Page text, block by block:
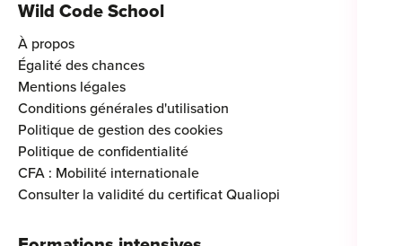
Wild Code School
À propos
Égalité des chances
Mentions légales
Conditions générales d'utilisation
Politique de gestion des cookies
Politique de confidentialité
CFA : Mobilité internationale
Consulter la validité du certificat Qualiopi